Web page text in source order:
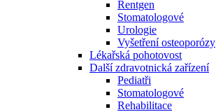
Rentgen
Stomatologové
Urologie
Vyšetření osteoporózy
Lékařská pohotovost
Další zdravotnická zařízení
Pediatři
Stomatologové
Rehabilitace